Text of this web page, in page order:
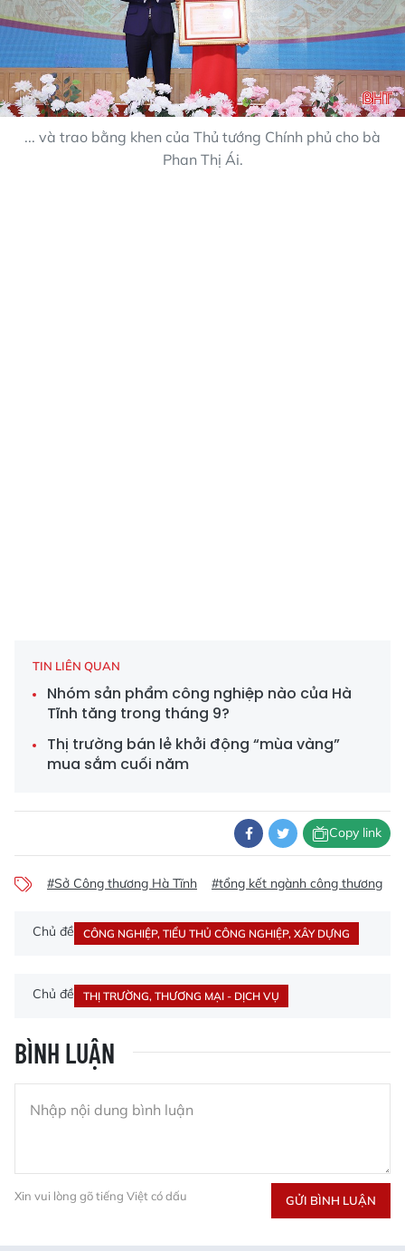
... và trao bằng khen của Thủ tướng Chính phủ cho bà
Phan Thị Ái.
TIN LIÊN QUAN
Nhóm sản phẩm công nghiệp nào của Hà
Tĩnh tăng trong tháng 9?
Thị trường bán lẻ khởi động “mùa vàng”
mua sắm cuối năm
Copy link
#Sở Công thương Hà Tĩnh #tổng kết ngành công thương
Chủ đề CÔNG NGHIỆP, TIỂU THỦ CÔNG NGHIỆP, XÂY DỰNG
Chủ đề THỊ TRƯỜNG, THƯƠNG MẠI - DỊCH VỤ
BÌNH LUẬN
Xin vui lòng gõ tiếng Việt có dấu GỬI BÌNH LUẬN